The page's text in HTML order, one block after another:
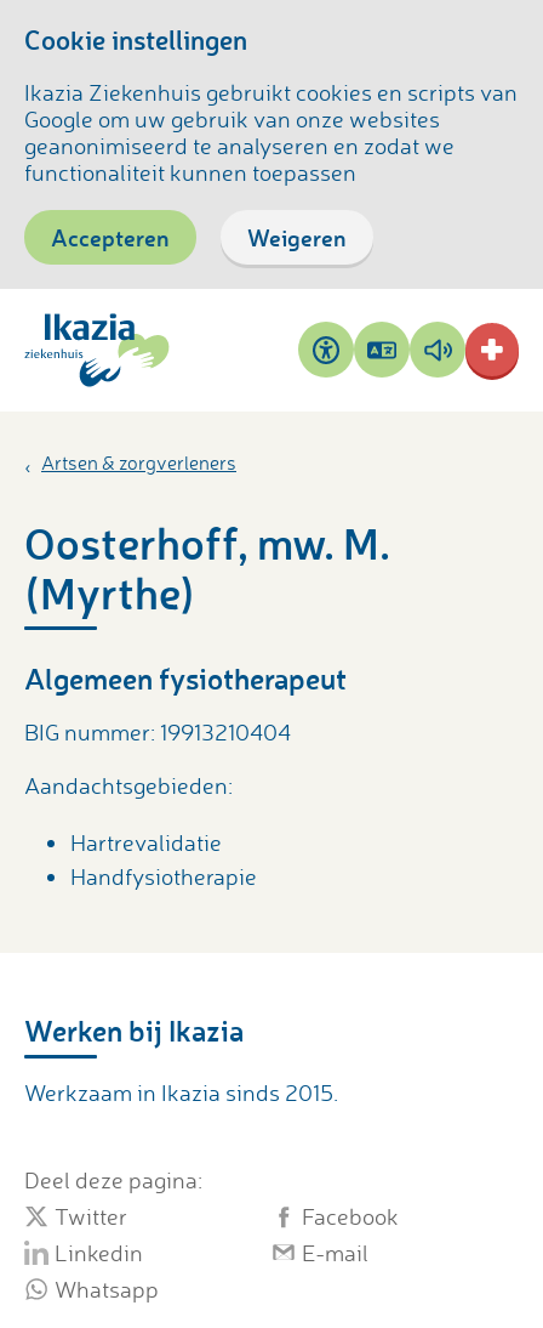
Cookie instellingen
Ikazia Ziekenhuis gebruikt cookies en scripts van
Google om uw gebruik van onze websites
geanonimiseerd te analyseren en zodat we
functionaliteit kunnen toepassen
Accepteren Weigeren
Toegankelijkheid
Pagina
vertalen
Pagina
voorlezen
Artsen & zorgverleners
Oosterhoff, mw. M.
(Myrthe)
Algemeen fysiotherapeut
BIG nummer: 19913210404
Aandachtsgebieden:
Hartrevalidatie
Handfysiotherapie
Werken bij Ikazia
Werkzaam in Ikazia sinds 2015.
Deel deze pagina:
Twitter
Facebook
Linkedin
E-mail
Whatsapp